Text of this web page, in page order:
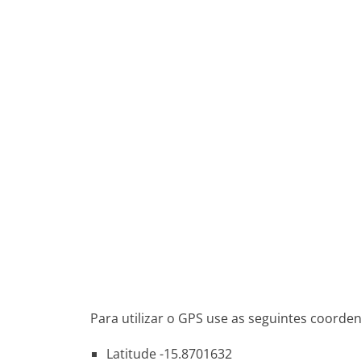
Para utilizar o GPS use as seguintes
Latitude -15.8701632